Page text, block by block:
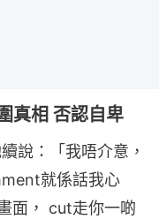
真相 否認自卑
說：「我唔介意，
就係話我心
面， cut走你一啲